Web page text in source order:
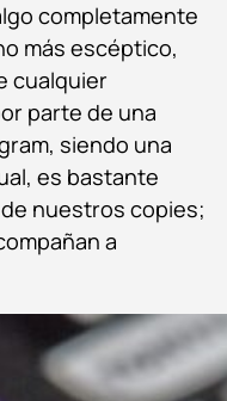
completamente
más escéptico,
cualquier
parte de una
siendo una
es bastante
nuestros copies;
a